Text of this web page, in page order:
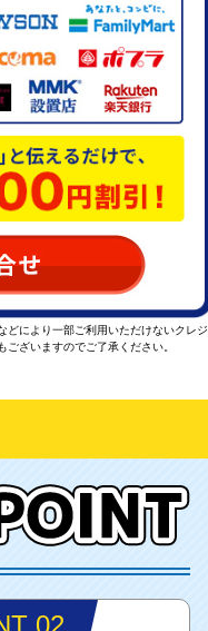
により一部ご利用いただけないクレジ
ざいますのでご了承ください。
02